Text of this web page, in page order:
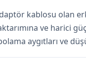
kablosu olan
ve harici
aygıtları ve
bu kablo hem